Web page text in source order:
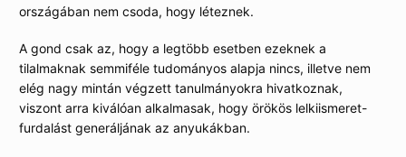
országában nem csoda, hogy léteznek.
A gond csak az, hogy a legtöbb esetben ezeknek a
tilalmaknak semmiféle tudományos alapja nincs, illetve nem
elég nagy mintán végzett tanulmányokra hivatkoznak,
viszont arra kiválóan alkalmasak, hogy örökös lelkiismeret-
furdalást generáljának az anyukákban.